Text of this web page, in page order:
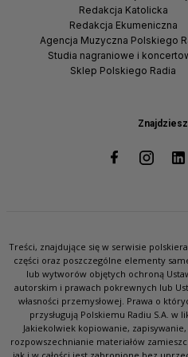
Redakcja Katolicka
Redakcja Ekumeniczna
Agencja Muzyczna Polskiego
Studia nagraniowe i
Sklep Polskiego Radia
Treści, znajdujące się w serwisie
części oraz poszczególne elementy
lub wytworów objętych ochroną
autorskim i prawach pokrewnych lub
własności przemysłowej. Prawa o
przysługują Polskiemu Radiu S.A.
Jakiekolwiek kopiowanie,
rozpowszechnianie materiałów